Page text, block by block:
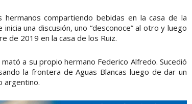
compartiendo bebidas en la casa de la
una discusión, uno “desconoce” al otro y luego
de 2019 en la casa de los Ruiz.
a su propio hermano Federico Alfredo. Sucedió
la frontera de Aguas Blancas luego de dar un
argentino.